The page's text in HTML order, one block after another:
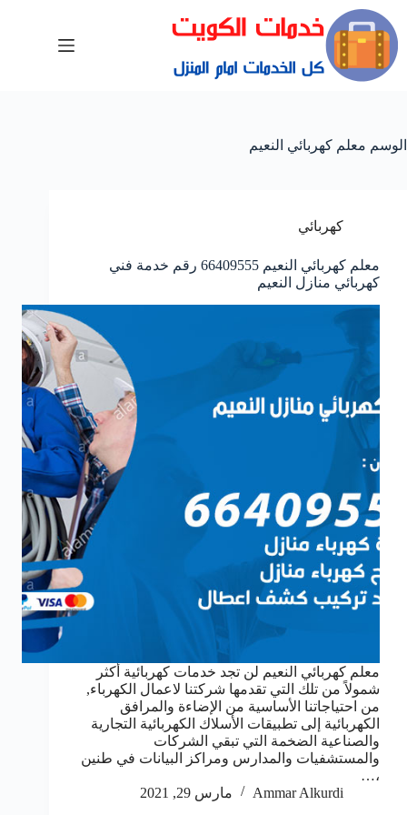
الوسم معلم كهربائي النعيم
كهربائي
معلم كهربائي النعيم 66409555 رقم خدمة فني
كهربائي منازل النعيم
معلم كهربائي النعيم لن تجد خدمات كهربائية أكثر
شمولاً من تلك التي تقدمها شركتنا لاعمال الكهرباء,
من احتياجاتنا الأساسية من الإضاءة والمرافق
الكهربائية إلى تطبيقات الأسلاك الكهربائية التجارية
والصناعية الضخمة التي تبقي الشركات
والمستشفيات والمدارس ومراكز البيانات في طنين
،…
Ammar Alkurdi
مارس 29, 2021